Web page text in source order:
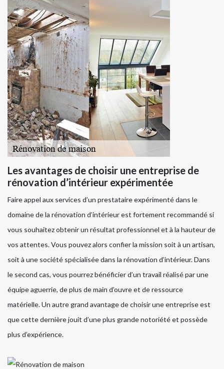
Les avantages de choisir une entreprise de
rénovation d’intérieur expérimentée
Faire appel aux services d’un prestataire expérimenté dans le
domaine de la rénovation d’intérieur est fortement recommandé si
vous souhaitez obtenir un résultat professionnel et à la hauteur de
vos attentes. Vous pouvez alors confier la mission soit à un artisan,
soit à une société spécialisée dans la rénovation d’intérieur. Dans
le second cas, vous pourrez bénéficier d’un travail réalisé par une
équipe aguerrie, de plus de main d’ouvre et de ressource
matérielle. Un autre grand avantage de choisir une entreprise est
que cette dernière jouit d’une plus grande notoriété et possède
plus d’expérience.